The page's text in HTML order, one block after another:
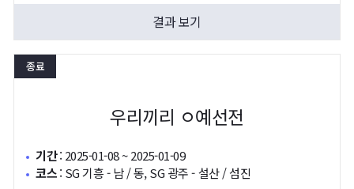
결과 보기
종료
우리끼리 ㅇ예선전
기간: 2025-01-08 ~ 2025-01-09
코스: SG 기흥 - 남 / 동, SG 광주 - 설산 / 섬진